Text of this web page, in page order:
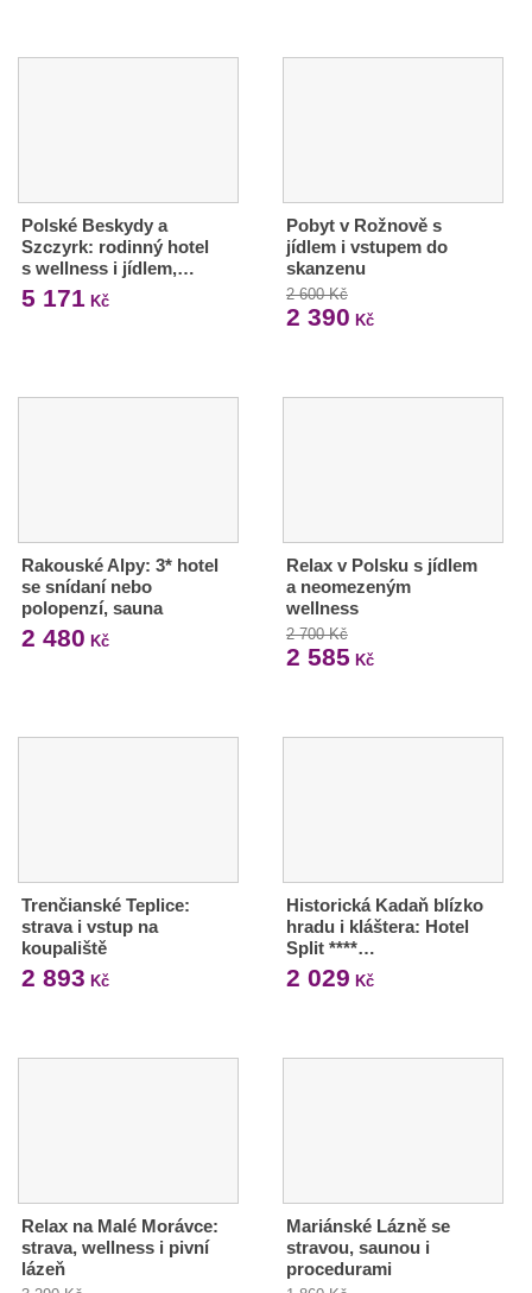
Polské Beskydy a
Szczyrk: rodinný hotel
s wellness i jídlem,…
5 171 Kč
Pobyt v Rožnově s
jídlem i vstupem do
skanzenu
2 600 Kč
2 390 Kč
Rakouské Alpy: 3* hotel
se snídaní nebo
polopenzí, sauna
2 480 Kč
Relax v Polsku s jídlem
a neomezeným
wellness
2 700 Kč
2 585 Kč
Trenčianské Teplice:
strava i vstup na
koupaliště
2 893 Kč
Historická Kadaň blízko
hradu i kláštera: Hotel
Split ****…
2 029 Kč
Relax na Malé Morávce:
strava, wellness i pivní
lázeň
Mariánské Lázně se
stravou, saunou i
procedurami